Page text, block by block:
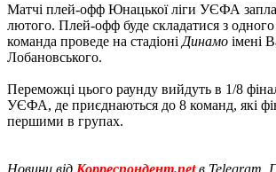
Матчі плей-офф Юнацької ліги УЄФА
лютого. Плей-офф буде складатися з
команда проведе на стадіоні Динамо імені
Лобановського.
Переможці цього раунду вийдуть в 1/8
УЄФА, де приєднаються до 8 команд, які
першими в групах.
Новини від Корреспондент.netв Telegram.